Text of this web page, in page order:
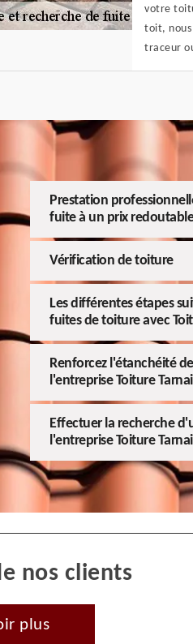
votre
toit, nous
traceur
Prestation
fuite à un prix redoutable
Vérification de toiture
Les différentes étapes
fuites de toiture avec
Renforcez l'étanchéité
l'entreprise Toiture
Effectuer la recherche
l'entreprise Toiture
nos clients
plus